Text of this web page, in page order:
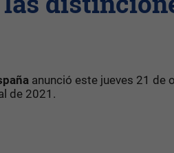
anunció este jueves 21 de
de 2021.